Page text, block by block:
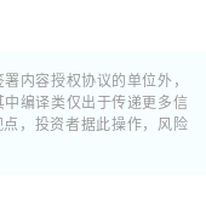
内容授权协议的单位外，
编译类仅出于传递更多信
，投资者据此操作，风险